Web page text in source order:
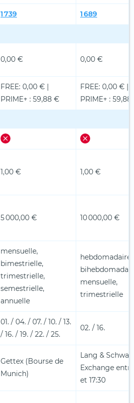
1 739 1 689
0,00 € 0,00 €
FREE: 0,00 € |
PRIME+ : 59,88 €
FREE: 0,00 € |
PRIME+ :
1,00 € 1,00 €
5 000,00 € 10 000,00 €
mensuelle,
bimestrielle,
trimestrielle,
semestrielle,
annuelle
hebdomadaire,
mensuelle,
trimestrielle
01. / 04. / 07. / 10. / 13.
/ 16. / 19. / 22. / 25.
02. / 16.
Gettex (Bourse de
Munich)
Lang &
Exchange
et 17:30